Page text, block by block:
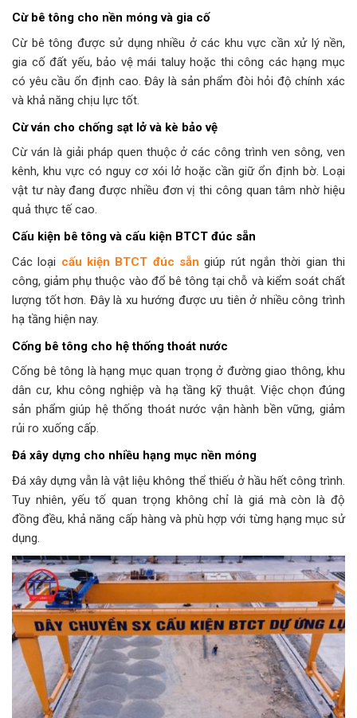
Cừ bê tông cho nền móng và gia cố
Cừ bê tông được sử dụng nhiều ở các khu vực cần xử lý nền,
gia cố đất yếu, bảo vệ mái taluy hoặc thi công các hạng mục
có yêu cầu ổn định cao. Đây là sản phẩm đòi hỏi độ chính xác
và khả năng chịu lực tốt.
Cừ ván cho chống sạt lở và kè bảo vệ
Cừ ván là giải pháp quen thuộc ở các công trình ven sông, ven
kênh, khu vực có nguy cơ xói lở hoặc cần giữ ổn định bờ. Loại
vật tư này đang được nhiều đơn vị thi công quan tâm nhờ hiệu
quả thực tế cao.
Cấu kiện bê tông và cấu kiện BTCT đúc sẵn
Các loại cấu kiện BTCT đúc sẵn giúp rút ngắn thời gian thi
công, giảm phụ thuộc vào đổ bê tông tại chỗ và kiểm soát chất
lượng tốt hơn. Đây là xu hướng được ưu tiên ở nhiều công trình
hạ tầng hiện nay.
Cống bê tông cho hệ thống thoát nước
Cống bê tông là hạng mục quan trọng ở đường giao thông, khu
dân cư, khu công nghiệp và hạ tầng kỹ thuật. Việc chọn đúng
sản phẩm giúp hệ thống thoát nước vận hành bền vững, giảm
rủi ro xuống cấp.
Đá xây dựng cho nhiều hạng mục nền móng
Đá xây dựng vẫn là vật liệu không thể thiếu ở hầu hết công trình.
Tuy nhiên, yếu tố quan trọng không chỉ là giá mà còn là độ
đồng đều, khả năng cấp hàng và phù hợp với từng hạng mục sử
dụng.